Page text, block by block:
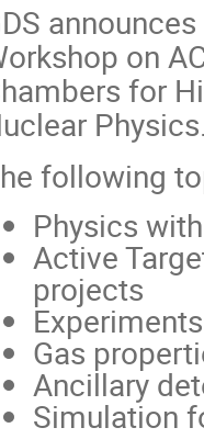
on
for
following
Physics
Active
projects
Gas
Ancillary
Simulation